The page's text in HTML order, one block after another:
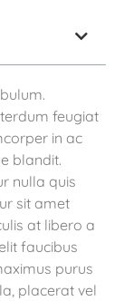
feugiat
in ac
blandit.
nulla quis
sit amet
at libero a
faucibus
purus
placerat vel